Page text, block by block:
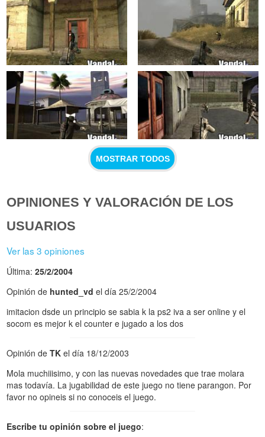
MOSTRAR TODOS
OPINIONES Y VALORACIÓN DE LOS
USUARIOS
Ver las 3 opiniones
Última:25/2/2004
Opinión de hunted_vd el día 25/2/2004
imitacion dsde un principio se sabia k la ps2 iva a ser online y el
socom es mejor k el counter e jugado a los dos
Opinión deTK el día 18/12/2003
Mola muchiiisimo, y con las nuevas novedades que trae molara
mas todavía. La jugabilidad de este juego no tiene parangon. Por
favor no opineis si no conoceis el juego.
Escribe tu opinión sobre el juego: